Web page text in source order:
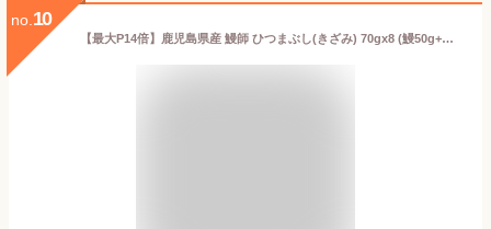
no. 10
【最大P14倍】鹿児島県産 鰻師 ひつまぶし(きざみ) 70gx8 (鰻50g+タレ20g) 無投薬 【メッセージカード対応】 うなぎ 鰻蒲焼き 鰻 早割 誕生日 贈り物 国産 グルメ プレゼント 母の日 父の日 誕生日プレゼント 食べ物 海鮮 ギフト 小浜海産物